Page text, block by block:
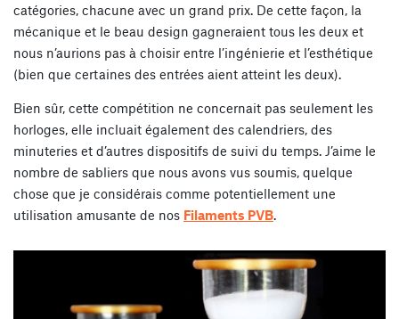
catégories, chacune avec un grand prix. De cette façon, la
mécanique et le beau design gagneraient tous les deux et
nous n’aurions pas à choisir entre l’ingénierie et l’esthétique
(bien que certaines des entrées aient atteint les deux).
Bien sûr, cette compétition ne concernait pas seulement les
horloges, elle incluait également des calendriers, des
minuteries et d’autres dispositifs de suivi du temps. J’aime le
nombre de sabliers que nous avons vus soumis, quelque
chose que je considérais comme potentiellement une
utilisation amusante de nos Filaments PVB.